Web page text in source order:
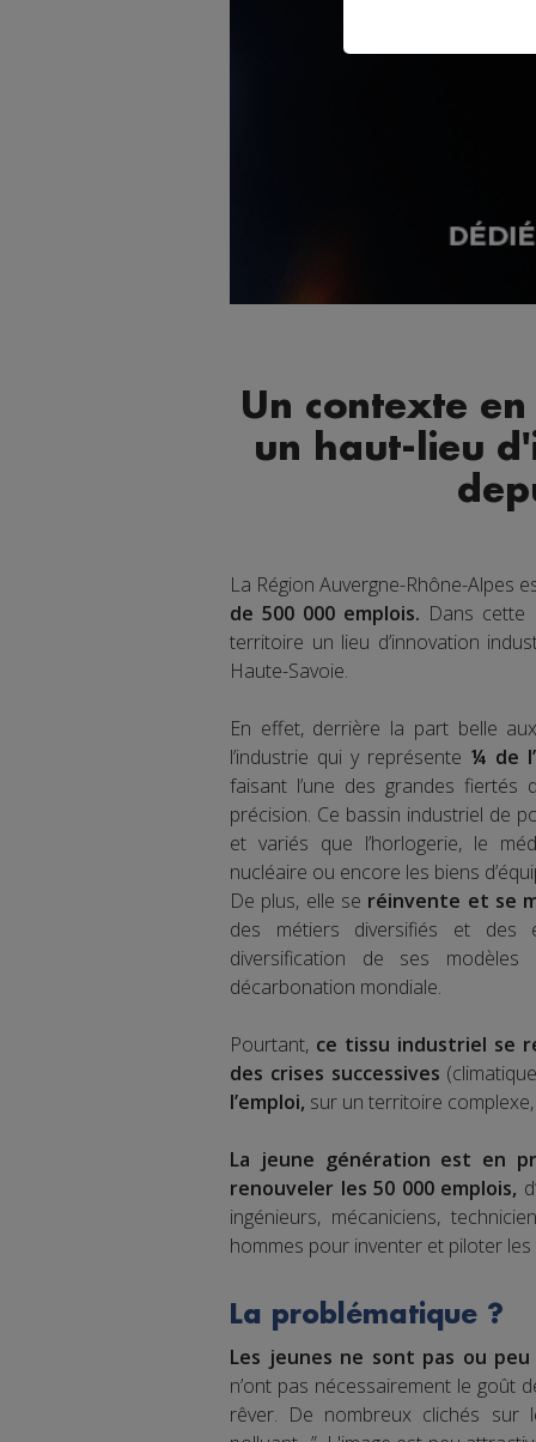
Un contexte
un haut-lieu
La Région Auvergne-Rhône-Alpes
de 500 000 emplois. Dans cette
territoire un lieu d’innovation
Haute-Savoie.
En effet, derrière la part belle
l’industrie qui y représente ¼ de
faisant l’une des grandes
précision. Ce bassin industriel de
et variés que l’horlogerie, le
nucléaire ou encore les biens
De plus, elle se réinvente et se
des métiers diversifiés et des
diversification de ses
décarbonation mondiale.
Pourtant, ce tissu industriel se
des crises successives
l’emploi, sur un territoire
La jeune génération est en
renouveler les 50 000 emplois,
ingénieurs, mécaniciens,
hommes pour inventer et piloter
La problématique ?
Les jeunes ne sont pas ou
n’ont pas nécessairement le goût
rêver. De nombreux clichés sur